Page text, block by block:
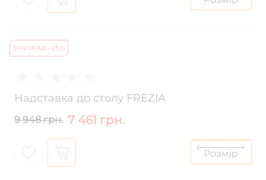
ЗНИЖКА -25%
Надставка до столу FREZIA
9 948 грн. 7 461 грн.